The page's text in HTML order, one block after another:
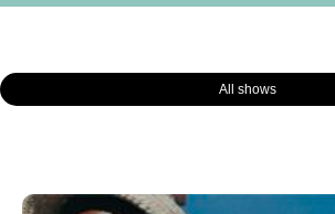
All shows
Page PagePagePagePage